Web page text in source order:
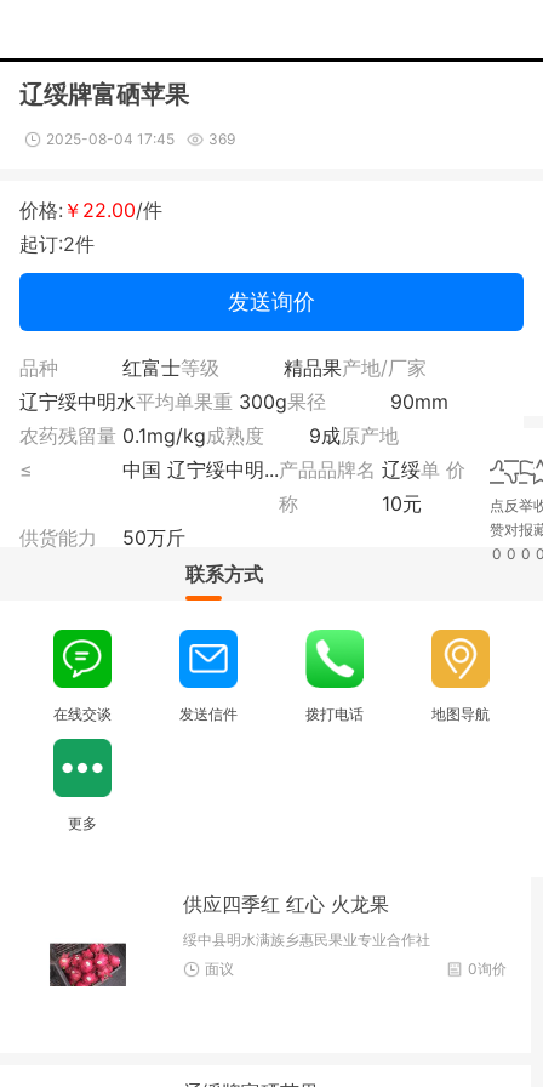
辽绥牌富硒苹果
2025-08-04 17:45 369
价格: ￥22.00/件
起订:2件
发送询价
品种 红富士等级 精品果产地/厂家
辽宁绥中明水平均单果重 300g果径
90mm
农药残留量
≤
0.1mg/kg成熟度 9成原产地
中国 辽宁绥中明...产品品牌名
称
辽绥单 价
10元
供货能力
50万斤
点
赞
0
反
对
0
举
报
0
联系方式
在线交谈 发送信件 拨打电话 地图导航
更多
供应四季红 红心 火龙果
绥中县明水满族乡惠民果业专业合作社
0询价
面议